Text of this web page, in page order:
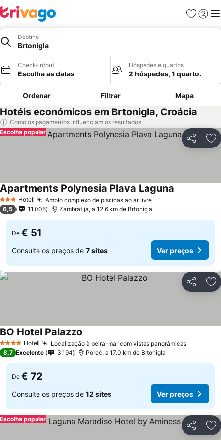
Favoritos
Iniciar
Destino
Brtonigla
Check-in/out
Escolha as datas
Hóspedes e quartos
2 hóspedes, 1 quarto.
Ordenar Filtrar Mapa
Hotéis económicos em Brtonigla, Croácia
Como os pagamentos influenciam os resultados
Partilhar
Escolha popular
3 EstrelasHotel Amplo complexo de piscinas ao ar livreVer preços
Apartments Polynesia Plava Laguna
6,5 11.005 Zambratija, a 12.6 km de Brtonigla
De € 51
Consulte os preços de 7 sites Ver preços
Partilhar
4 EstrelasHotel Localização à beira-mar com vistas panorâmicasVer
BO Hotel Palazzo
8,7 Excelente 3.194 Poreč, a 17.0 km de Brtonigla
De € 72
Consulte os preços de 12 sites Ver preços
Partilhar
Escolha popular